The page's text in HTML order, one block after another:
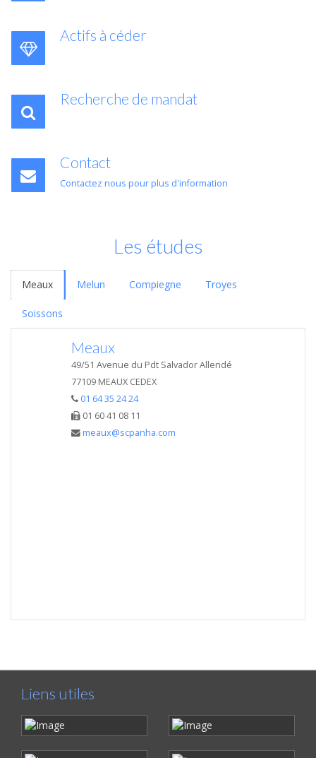
Actifs à céder
Recherche de mandat
Contact
Contactez nous pour plus d'information
Les études
Meaux Melun Compiegne Troyes
Soissons
Meaux
49/51 Avenue du Pdt Salvador Allendé
77109 MEAUX CEDEX
01 64 35 24 24
01 60 41 08 11
meaux@scpanha.com
Liens utiles